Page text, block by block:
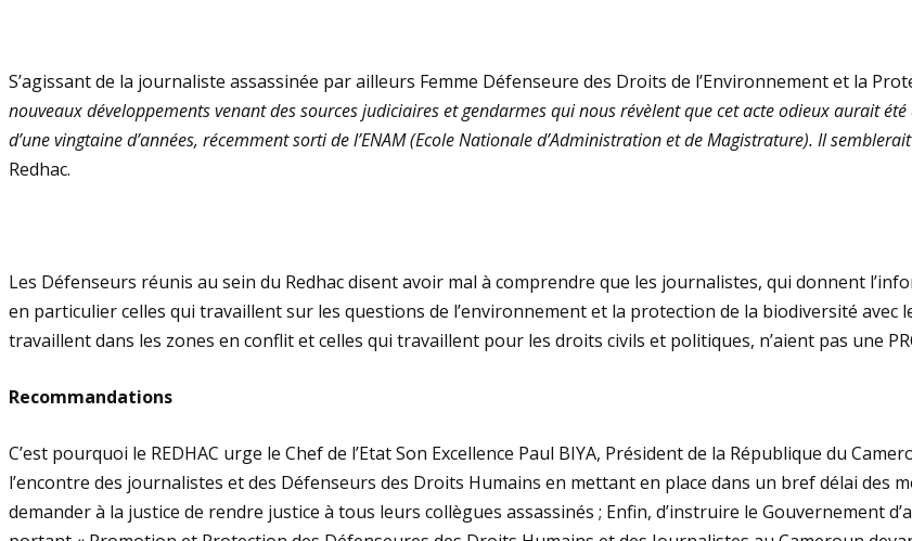
S’agissant de la journaliste assassinée par ailleurs Femme Défenseure des Droits de l’Environnement et la
nouveaux développements venant des sources judiciaires et gendarmes qui nous révèlent que cet acte odieux aurait
d’une vingtaine d’années, récemment sorti de l’ENAM (Ecole Nationale d’Administration et de Magistrature). Il
Redhac.
Les Défenseurs réunis au sein du Redhac disent avoir mal à comprendre que les journalistes, qui donnent
en particulier celles qui travaillent sur les questions de l’environnement et la protection de la biodiversité avec
travaillent dans les zones en conflit et celles qui travaillent pour les droits civils et politiques, n’aient pas une
Recommandations
C’est pourquoi le REDHAC urge le Chef de l’Etat Son Excellence Paul BIYA, Président de la République du
l’encontre des journalistes et des Défenseurs des Droits Humains en mettant en place dans un bref délai des
demander à la justice de rendre justice à tous leurs collègues assassinés ; Enfin, d’instruire le Gouvernement